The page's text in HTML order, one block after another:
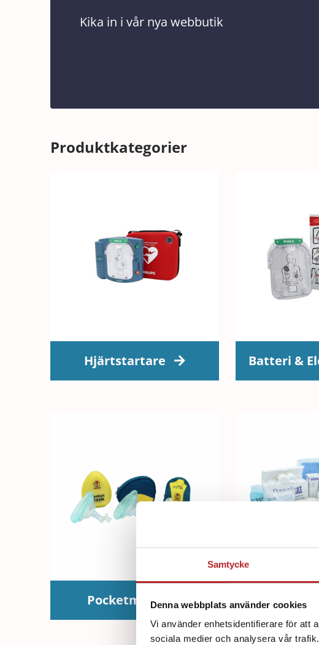
Samtycke
Denna webbplats använder cookies
Vi använder enhetsidentifierare för att
sociala medier och analysera vår
Kika in i vår nya webbutik
Produktkategorier
Hjärtstartare Batteri &
Pocketmask